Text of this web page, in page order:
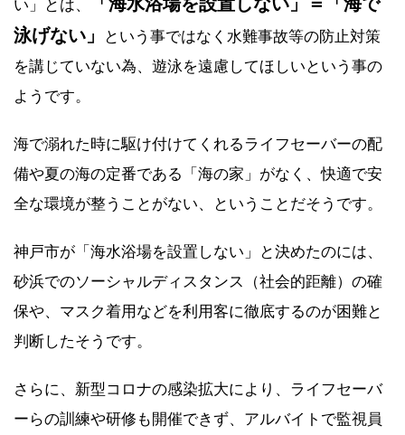
い」とは、
泳げない」
という事ではなく水難事故等の防止対策
を講じていない為、遊泳を遠慮してほしいという事の
ようです。
海で溺れた時に駆け付けてくれるライフセーバーの配
備や夏の海の定番である「海の家」がなく、快適で安
全な環境が整うことがない、ということだそうです。
神戸市が「海水浴場を設置しない」と決めたのには、
砂浜でのソーシャルディスタンス（社会的距離）の確
保や、マスク着用などを利用客に徹底するのが困難と
判断したそうです。
さらに、新型コロナの感染拡大により、ライフセーバ
ーらの訓練や研修も開催できず、アルバイトで監視員